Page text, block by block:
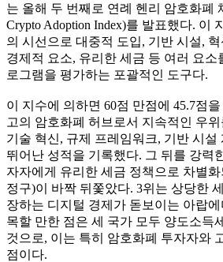
는 올해 두 번째로 연례 헨리 암호화폐
Crypto Adoption Index)를 발표했다. 이
의 시선으로 대중적 도입, 기반 시설,
경제적 요소, 유리한 세금 등 여러 요소
로그램을 평가하는 포괄적인 도구다.
이 지수에 의하면 60점 만점에 45.7점
고의 암호화폐 허브로서 지속적인 우
기술 혁신, 규제 프레임워크, 기반 시설
뛰어난 성적을 기록했다. 그 뒤를 강력
자자에게 유리한 세금 정책으로 차별
정구)이 바짝 뒤쫓았다. 3위는 상당한
장하는 디지털 경제가 돋보이는 아랍
목할 만한 점은 세 국가 모두 양도소득
것으로, 이는 특히 암호화폐 투자자와
점이다.